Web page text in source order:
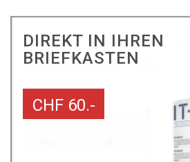
DIREKT IN IHREN
BRIEFKASTEN
CHF 60.-